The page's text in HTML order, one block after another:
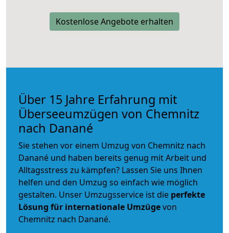
Kostenlose Angebote erhalten
Über 15 Jahre Erfahrung mit
Überseeumzügen von Chemnitz
nach Danané
Sie stehen vor einem Umzug von Chemnitz nach
Danané und haben bereits genug mit Arbeit und
Alltagsstress zu kämpfen? Lassen Sie uns Ihnen
helfen und den Umzug so einfach wie möglich
gestalten. Unser Umzugsservice ist die perfekte
Lösung für internationale Umzügevon
Chemnitz nach Danané.